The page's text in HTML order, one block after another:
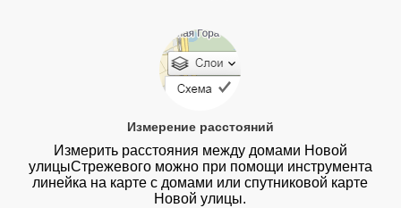
Измерение расстояний
Измерить расстояния между домами Новой
улицыСтрежевого можно при помощи инструмента
линейка на карте с домами или спутниковой карте
Новой улицы.